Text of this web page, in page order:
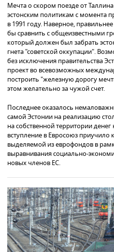
Мечта о скором поезде от
эстонским политикам с момента
в 1991 году. Наверное,
бы сравнить с общеизвестными
который должен был забрать
гнета "советской оккупации".
без исключения правительства
проект во всевозможных
построить "железную дорогу
этом желательно за чужой счет.
Последнее оказалось
самой Эстонии на реализацию
на собственной территории
вступление в Евросоюз приучило
выделяемой из еврофондов в
выравнивания социально-
новых членов ЕС.